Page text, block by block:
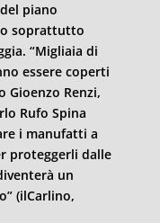
piano
soprattutto
“Migliaia di
essere coperti
Gioenzo Renzi,
Rufo Spina
i manufatti a
proteggerli dalle
un
(ilCarlino,